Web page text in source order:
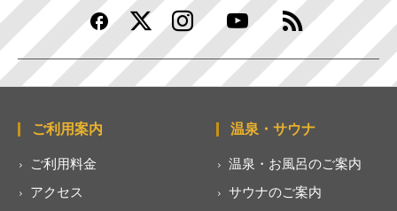
ご利用案内
ご利用料金
アクセス
温泉・サウナ
温泉・お風呂のご案内
サウナのご案内